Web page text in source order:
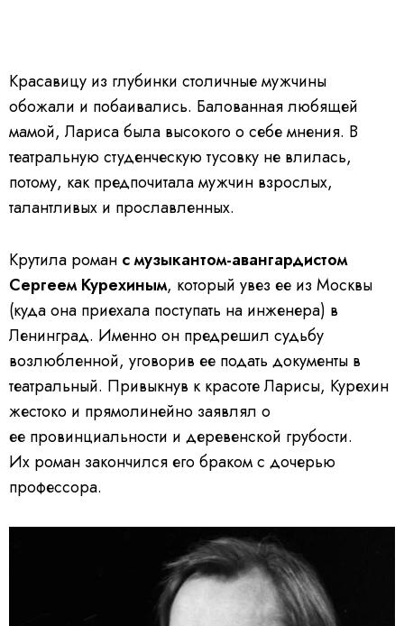
Красавицу из глубинки столичные мужчины
обожали и побаивались. Балованная любящей
мамой, Лариса была высокого о себе мнения. В
театральную студенческую тусовку не влилась,
потому, как предпочитала мужчин взрослых,
талантливых и прославленных.
Крутила роман с музыкантом-авангардистом
Сергеем Курехиным, который увез ее из Москвы
(куда она приехала поступать на инженера) в
Ленинград. Именно он предрешил судьбу
возлюбленной, уговорив ее подать документы в
театральный. Привыкнув к красоте Ларисы, Курехин
жестоко и прямолинейно заявлял о
ее провинциальности и деревенской грубости.
Их роман закончился его браком с дочерью
профессора.